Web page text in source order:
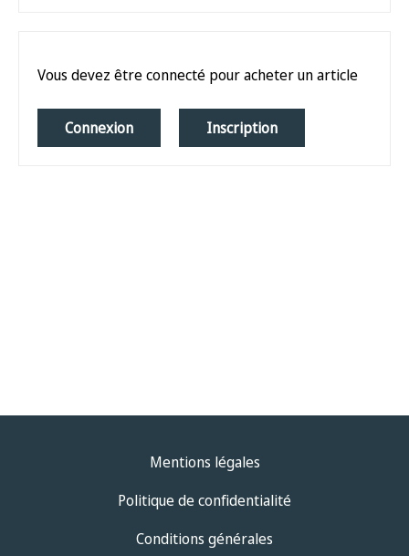
Vous devez être connecté pour acheter un article
Connexion Inscription
Mentions légales
Politique de confidentialité
Conditions générales